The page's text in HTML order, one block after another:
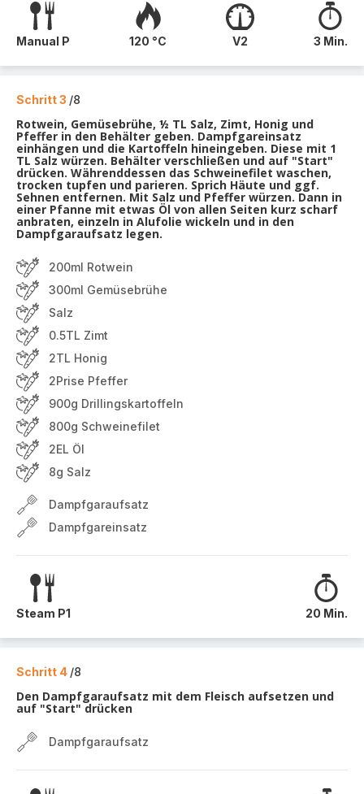
Manual P 120 °C V2 3 Min.
Schritt 3 /8
Rotwein, Gemüsebrühe, ½ TL Salz, Zimt, Honig und
Pfeffer in den Behälter geben. Dampfgareinsatz
einhängen und die Kartoffeln hineingeben. Diese mit 1
TL Salz würzen. Behälter verschließen und auf "Start"
drücken. Währenddessen das Schweinefilet waschen,
trocken tupfen und parieren. Sprich Häute und ggf.
Sehnen entfernen. Mit Salz und Pfeffer würzen. Dann in
einer Pfanne mit etwas Öl von allen Seiten kurz scharf
anbraten, einzeln in Alufolie wickeln und in den
Dampfgaraufsatz legen.
200ml Rotwein
300ml Gemüsebrühe
Salz
0.5TL Zimt
2TL Honig
2Prise Pfeffer
900g Drillingskartoffeln
800g Schweinefilet
2EL Öl
8g Salz
Dampfgaraufsatz
Dampfgareinsatz
Steam P1 20 Min.
Schritt 4 /8
Den Dampfgaraufsatz mit dem Fleisch aufsetzen und
auf "Start" drücken
Dampfgaraufsatz